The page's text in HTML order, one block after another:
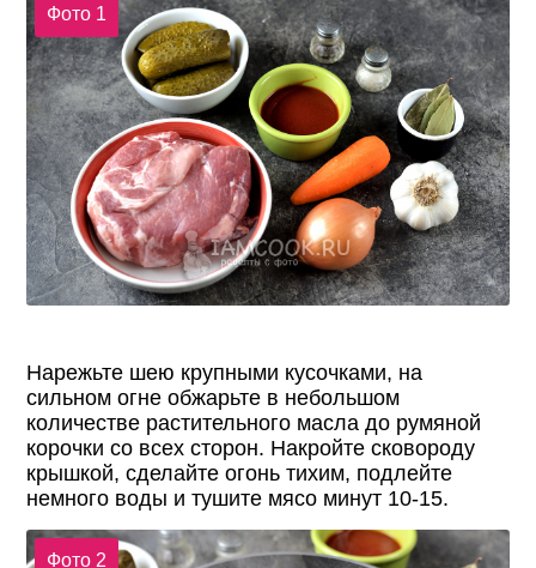
Фото 1
Нарежьте шею крупными кусочками, на
сильном огне обжарьте в небольшом
количестве растительного масла до румяной
корочки со всех сторон. Накройте сковороду
крышкой, сделайте огонь тихим, подлейте
немного воды и тушите мясо минут 10-15.
Фото 2